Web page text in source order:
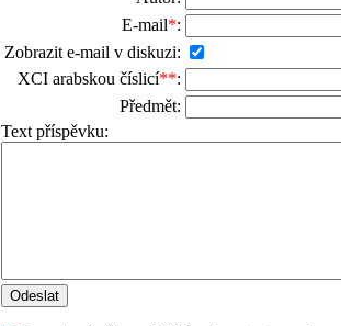
E-mail*:
Zobrazit e-mail v diskuzi:
XCI arabskou číslicí**:
Předmět:
Text příspěvku: